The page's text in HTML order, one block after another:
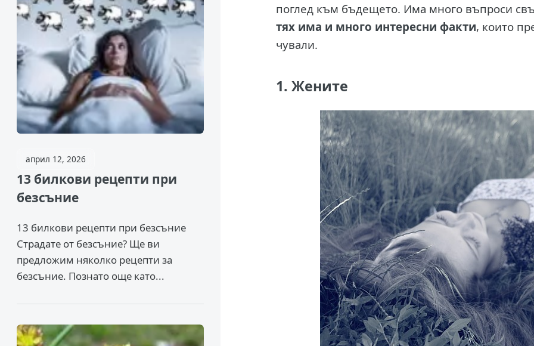
поглед към бъдещето. Има много въпроси
тях има и много интересни факти, които
чували.
1. Жените
април 12, 2026
13 билкови рецепти при
безсъние
13 билкови рецепти при безсъние
Страдате от безсъние? Ще ви
предложим няколко рецепти за
безсъние. Познато още като...